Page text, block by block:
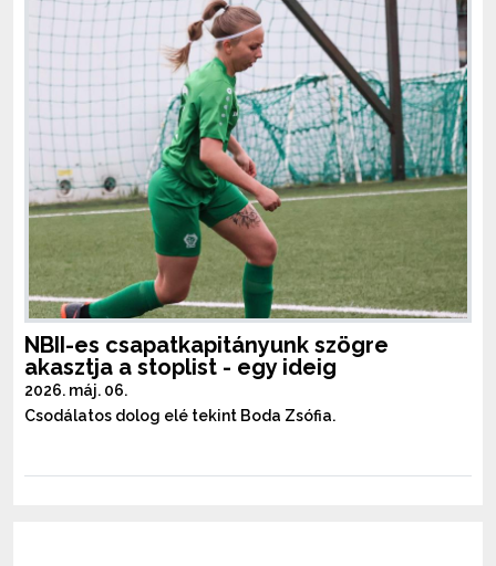
NBII-es csapatkapitányunk szögre
akasztja a stoplist - egy ideig
2026. máj. 06.
Csodálatos dolog elé tekint Boda Zsófia.